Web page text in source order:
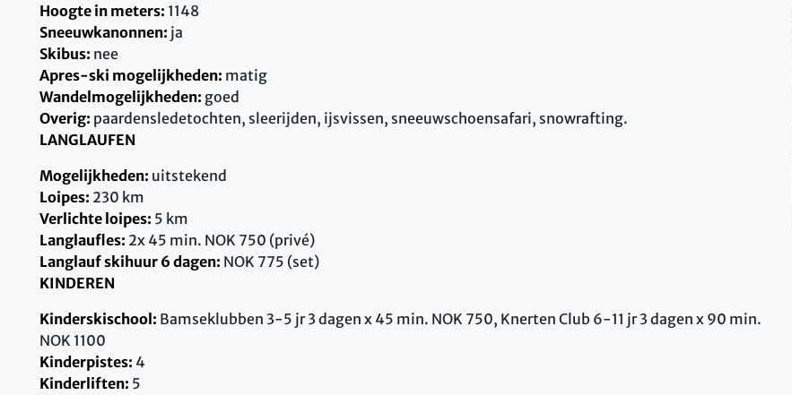
Hoogte in meters: 1148
Sneeuwkanonnen: ja
Skibus: nee
Apres-ski mogelijkheden: matig
Wandelmogelijkheden: goed
Overig: paardensledetochten, sleerijden, ijsvissen, sneeuwschoensafari, snowrafting.
LANGLAUFEN
Mogelijkheden: uitstekend
Loipes: 230 km
Verlichte loipes: 5 km
Langlaufles: 2x 45 min. NOK 750 (privé)
Langlauf skihuur 6 dagen: NOK 775 (set)
KINDEREN
Kinderskischool: Bamseklubben 3-5 jr 3 dagen x 45 min. NOK 750, Knerten Club 6-11 jr 3 dagen x 90 min.
NOK 1100
Kinderpistes: 4
Kinderliften: 5